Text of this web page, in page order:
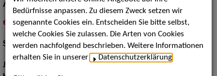
Aaron Jeske
als PDF speichern
inMeine Merklistelegen
Schauspiel:Bühne, Film und TV
Jahrgang:
Bedürfnisse anpassen. Zu diesem Zweck setzen wir
sogenannte Cookies ein. Entscheiden Sie bitte selbst,
welche Cookies Sie zulassen. Die Arten von Cookies
werden nachfolgend beschrieben. Weitere Informationen
erhalten Sie in unserer
Datenschutzerklärung